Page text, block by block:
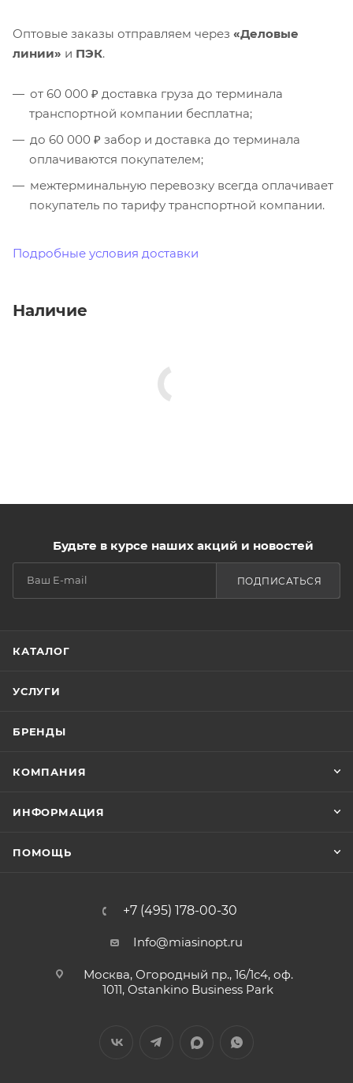
Оптовые заказы отправляем через «Деловые
линии» и ПЭК.
от 60 000 ₽ доставка груза до терминала
транспортной компании бесплатна;
до 60 000 ₽ забор и доставка до терминала
оплачиваются покупателем;
межтерминальную перевозку всегда оплачивает
покупатель по тарифу транспортной компании.
Подробные условия доставки
Наличие
Будьте в курсе наших акций и новостей
ПОДПИСАТЬСЯ
КАТАЛОГ
УСЛУГИ
БРЕНДЫ
КОМПАНИЯ
ИНФОРМАЦИЯ
ПОМОЩЬ
+7 (495) 178-00-30
Info@miasinopt.ru
Москва, Огородный пр., 16/1с4, оф.
1011, Ostankino Business Park